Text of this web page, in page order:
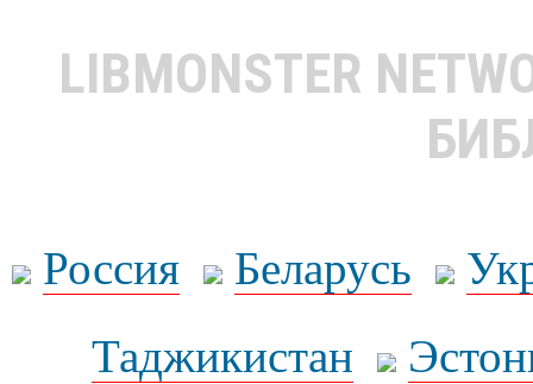
LIBMONSTER
Россия Беларусь
Таджикистан